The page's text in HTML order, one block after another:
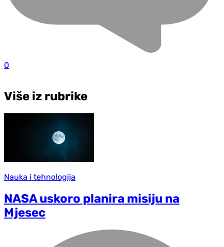
0
Više iz rubrike
Nauka i tehnologija
NASA uskoro planira misiju na
Mjesec